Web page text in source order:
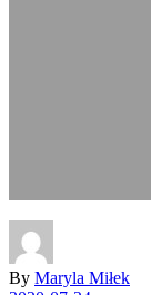
By Maryla Miłek